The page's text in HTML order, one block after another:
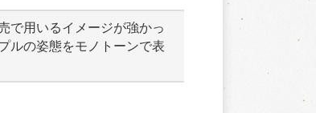
で用いるイメージが強かっ
ルの姿態をモノトーンで表